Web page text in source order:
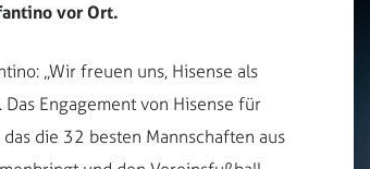
vor Ort.
„Wir freuen uns, Hisense als
Engagement von Hisense für
die 32 besten Mannschaften aus